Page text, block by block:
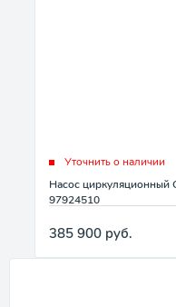
Уточнить о наличии
Насос циркуляционный
97924510
385 900 руб.